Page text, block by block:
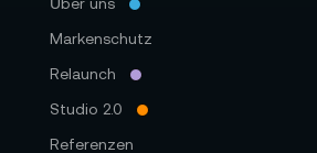
Markenschutz
Relaunch
Studio 2.0
Referenzen